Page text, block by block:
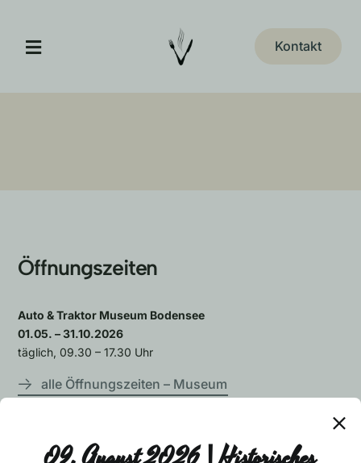
springen
Toggle
Veranstaltungen
Erlebnis-Gutschein
Kontakt
Öffnungszeiten
Auto & Traktor Museum Bodensee
01.05. – 31.10.2026
täglich, 09.30 – 17.30 Uhr
alle Öffnungszeiten – Museum
Jägerhof Restaurant